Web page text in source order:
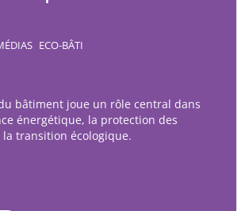
ECO-BÂTI
du bâtiment joue un rôle central dans
énergétique, la protection des
transition écologique.